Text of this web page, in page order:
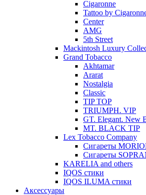
Сigaronne
Tattoo by
Center
AMG
5th Street
Mackintosh Luxury
Grand Tobacco
Akhtamar
Ararat
Nostalgia
Classic
TIP TOP
TRIUMPH. VIP
GT. Elegant. New
MT. BLACK TIP
Lex Tobacco Company
Сигареты
Сигареты
KARELIA and others
IQOS стики
IQOS ILUMA стики
Аксессуары